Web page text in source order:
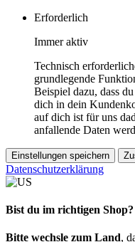
Erforderlich
Immer aktiv
Technisch
grundlegende
Beispiel dazu, dass
dich in dein
auf dich ist für uns
anfallende Daten
Einstellungen speichern
Datenschutzerklärung
Bist du im richtigen Shop?
Bitte wechsle zum Land,